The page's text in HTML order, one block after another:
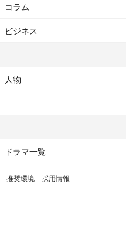
コラム
ビジネス
人物
ドラマ一覧
推奨環境 採用情報